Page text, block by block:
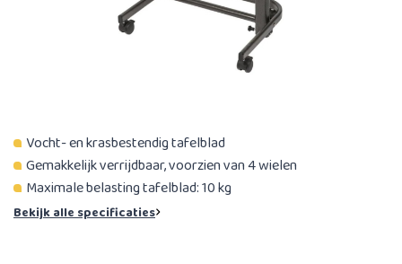
Vocht- en krasbestendig tafelblad
Gemakkelijk verrijdbaar, voorzien van 4 wielen
Maximale belasting tafelblad: 10 kg
Bekijk alle specificaties